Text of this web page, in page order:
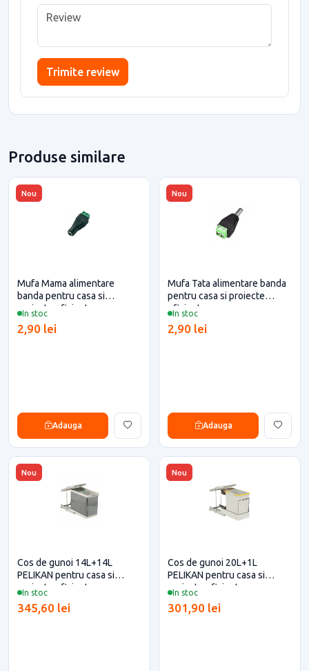
Trimite review
Produse similare
Nou
In stoc
Mufa Mama alimentare
banda pentru casa si
proiecte eficiente
2,90 lei
Adauga
Nou
In stoc
Mufa Tata alimentare banda
pentru casa si proiecte
eficiente
2,90 lei
Adauga
Nou
In stoc
Cos de gunoi 14L+14L
PELIKAN pentru casa si
proiecte eficiente
345,60 lei
Nou
In stoc
Cos de gunoi 20L+1L
PELIKAN pentru casa si
proiecte eficiente
301,90 lei